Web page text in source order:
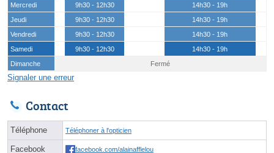
Mercredi
9h30 - 12h30
14h30 - 19h
Jeudi
9h30 - 12h30
14h30 - 19h
Vendredi
9h30 - 12h30
14h30 - 19h
Samedi
9h30 - 12h30
14h30 - 19h
Dimanche
Fermé
Signaler une erreur
Contact
Téléphone Téléphoner à l'opticien
Facebook facebook.com/alainafflelou